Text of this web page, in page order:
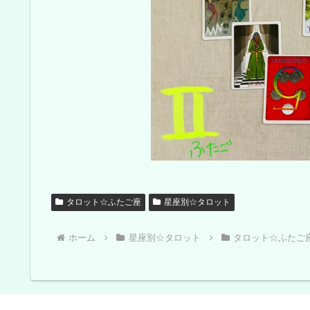
タロット☆ふたご座 星座別☆タロット
ホーム 星座別☆タロット タロット☆ふたご